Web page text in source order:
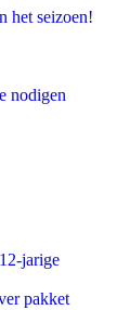
het seizoen!
nodigen
jarige
pakket